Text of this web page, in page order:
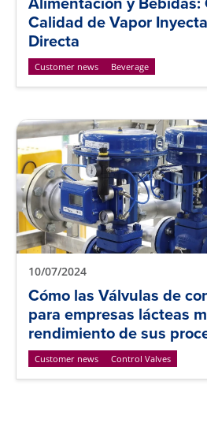
Calidad de Vapor
Directa
Customer news Beverage
10/07/2024
Cómo las Válvulas de
para empresas lácteas
rendimiento de sus
Customer news Control Valves